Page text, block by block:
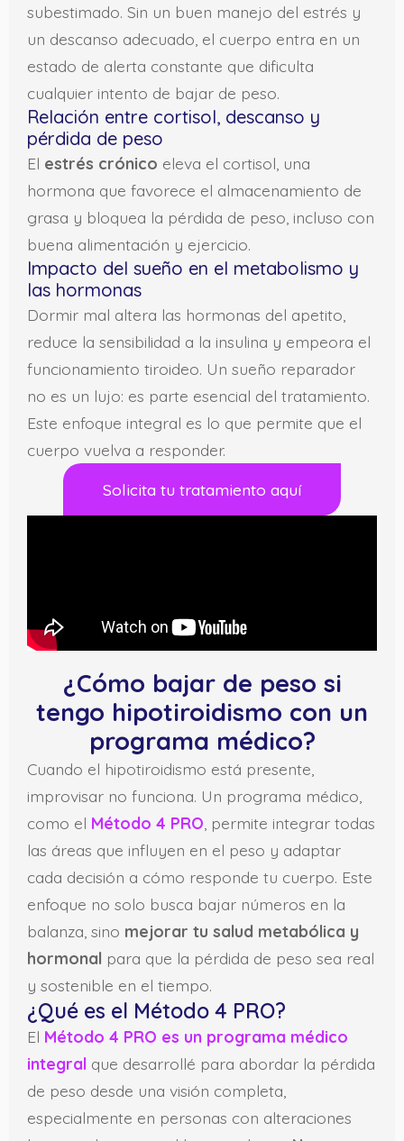
subestimado. Sin un buen manejo del estrés y
un descanso adecuado, el cuerpo entra en un
estado de alerta constante que dificulta
cualquier intento de bajar de peso.
Relación entre cortisol, descanso y
pérdida de peso
El estrés crónico eleva el cortisol, una
hormona que favorece el almacenamiento de
grasa y bloquea la pérdida de peso, incluso con
buena alimentación y ejercicio.
Impacto del sueño en el metabolismo y
las hormonas
Dormir mal altera las hormonas del apetito,
reduce la sensibilidad a la insulina y empeora el
funcionamiento tiroideo. Un sueño reparador
no es un lujo: es parte esencial del tratamiento.
Este enfoque integral es lo que permite que el
cuerpo vuelva a responder.
Solicita tu tratamiento aquí
¿Cómo bajar de peso si
tengo hipotiroidismo con un
programa médico?
Cuando el hipotiroidismo está presente,
improvisar no funciona. Un programa médico,
como el Método 4 PRO , permite integrar todas
las áreas que influyen en el peso y adaptar
cada decisión a cómo responde tu cuerpo. Este
enfoque no solo busca bajar números en la
balanza, sino mejorar tu salud metabólica y
hormonal para que la pérdida de peso sea real
y sostenible en el tiempo.
¿Qué es el Método 4 PRO?
El Método 4 PRO es un programa médico
integral que desarrollé para abordar la pérdida
de peso desde una visión completa,
especialmente en personas con alteraciones